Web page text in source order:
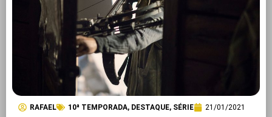
RAFAEL 10ª TEMPORADA, DESTAQUE, SÉRIE 21/01/2021